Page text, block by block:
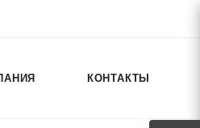
КОНТАКТЫ